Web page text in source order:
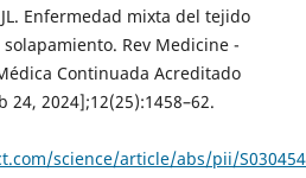
Enfermedad mixta del tejido
Rev Medicine -
Continuada Acreditado
2024];12(25):1458–62.
science/article/abs/pii/